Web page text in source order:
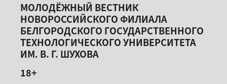
МОЛОДЁЖНЫЙ ВЕСТНИК
НОВОРОССИЙСКОГО ФИЛИАЛА
БЕЛГОРОДСКОГО ГОСУДАРСТВЕННОГО
ТЕХНОЛОГИЧЕСКОГО УНИВЕРСИТЕТА
ИМ. В. Г. ШУХОВА
18+